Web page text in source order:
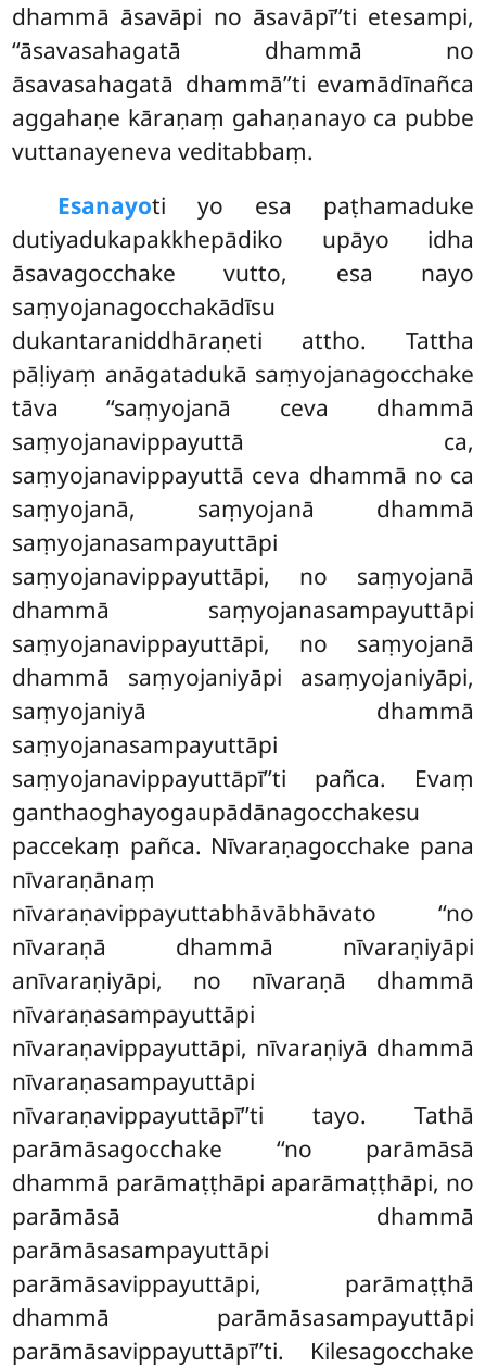
dhammā āsavāpi no āsavāpī’’ti etesampi,
‘‘āsavasahagatā dhammā no
āsavasahagatā dhammā’’ti evamādīnañca
aggahaṇe kāraṇaṃ gahaṇanayo ca pubbe
vuttanayeneva veditabbaṃ.
Esanayoti yo esa paṭhamaduke
dutiyadukapakkhepādiko upāyo idha
āsavagocchake vutto, esa nayo
saṃyojanagocchakādīsu
dukantaraniddhāraṇeti attho. Tattha
pāḷiyaṃ anāgatadukā saṃyojanagocchake
tāva ‘‘saṃyojanā ceva dhammā
saṃyojanavippayuttā ca,
saṃyojanavippayuttā ceva dhammā no ca
saṃyojanā, saṃyojanā dhammā
saṃyojanasampayuttāpi
saṃyojanavippayuttāpi, no saṃyojanā
dhammā saṃyojanasampayuttāpi
saṃyojanavippayuttāpi, no saṃyojanā
dhammā saṃyojaniyāpi asaṃyojaniyāpi,
saṃyojaniyā dhammā
saṃyojanasampayuttāpi
saṃyojanavippayuttāpī’’ti pañca. Evaṃ
ganthaoghayogaupādānagocchakesu
paccekaṃ pañca. Nīvaraṇagocchake pana
nīvaraṇānaṃ
nīvaraṇavippayuttabhāvābhāvato ‘‘no
nīvaraṇā dhammā nīvaraṇiyāpi
anīvaraṇiyāpi, no nīvaraṇā dhammā
nīvaraṇasampayuttāpi
nīvaraṇavippayuttāpi, nīvaraṇiyā dhammā
nīvaraṇasampayuttāpi
nīvaraṇavippayuttāpī’’ti tayo. Tathā
parāmāsagocchake ‘‘no parāmāsā
dhammā parāmaṭṭhāpi aparāmaṭṭhāpi, no
parāmāsā dhammā
parāmāsasampayuttāpi
parāmāsavippayuttāpi, parāmaṭṭhā
dhammā parāmāsasampayuttāpi
parāmāsavippayuttāpī’’ti. Kilesagocchake